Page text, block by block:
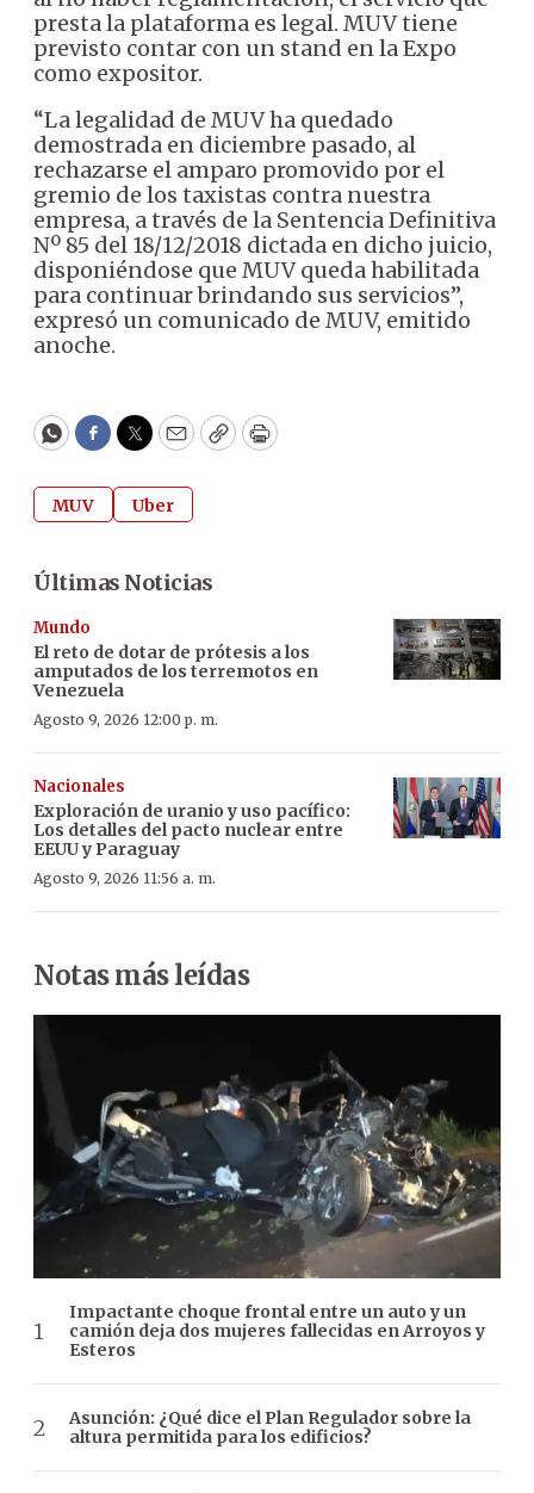
presta la plataforma es legal. MUV tiene
previsto contar con un stand en la Expo
como expositor.
“La legalidad de MUV ha quedado
demostrada en diciembre pasado, al
rechazarse el amparo promovido por el
gremio de los taxistas contra nuestra
empresa, a través de la Sentencia Definitiva
Nº 85 del 18/12/2018 dictada en dicho juicio,
disponiéndose que MUV queda habilitada
para continuar brindando sus servicios”,
expresó un comunicado de MUV, emitido
anoche.
WhatsApp
Facebook
Twitter
EmailCopyPrint
MUV Uber
Últimas Noticias
Mundo
El reto de dotar de prótesis a los
amputados de los terremotos en
Venezuela
Agosto 9, 2026 12:00 p. m.
Nacionales
Exploración de uranio y uso pacífico:
Los detalles del pacto nuclear entre
EEUU y Paraguay
Agosto 9, 2026 11:56 a. m.
Notas más leídas
Impactante choque frontal entre un auto y un
camión deja dos mujeres fallecidas en Arroyos y
Esteros
Asunción: ¿Qué dice el Plan Regulador sobre la
altura permitida para los edificios?